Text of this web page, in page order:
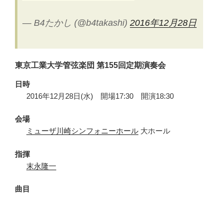
ぜ
白
と
た
— B4たかし (@b4takashi) 2016年12月28日
東京工業大学管弦楽団 第155回定期演奏会
日時
2016年12月28日(水) 開場17:30 開演18:30
会場
ミューザ川崎シンフォニーホール大ホール
指揮
末永隆一
曲目